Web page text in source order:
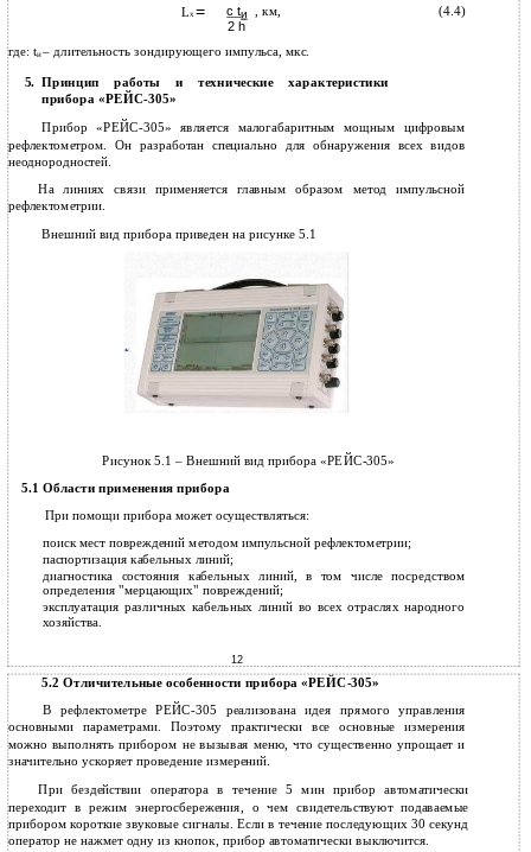
Lx= с tи , км, (4.4)
2 h
где: tи– длительность зондирующего импульса, мкс.
5. Принцип работы и технические характеристики
прибора «РЕЙС-305»
Прибор «РЕЙС-305» является малогабаритным мощным цифровым
рефлектометром. Он разработан специально для обнаружения всех видов
неоднородностей.
На линиях связи применяется главным образом метод импульсной
рефлектометрии.
Внешний вид прибора приведен на рисунке 5.1
Рисунок 5.1 – Внешний вид прибора «РЕЙС-305»
5.1 Области применения прибора
При помощи прибора может осуществляться:
поиск мест повреждений методом импульсной рефлектометрии;
паспортизация кабельных линий;
диагностика состояния кабельных линий, в том числе посредством
определения "мерцающих" повреждений;
эксплуатация различных кабельных линий во всех отраслях народного
хозяйства.
12
5.2 Отличительные особенности прибора «РЕЙС-305»
В рефлектометре РЕЙС-305 реализована идея прямого управления
основными параметрами. Поэтому практически все основные измерения
можно выполнять прибором не вызывая меню, что существенно упрощает и
значительно ускоряет проведение измерений.
При бездействии оператора в течение 5 мин прибор автоматически
переходит в режим энергосбережения, о чем свидетельствуют подаваемые
прибором короткие звуковые сигналы. Если в течение последующих 30 секунд
оператор не нажмет одну из кнопок, прибор автоматически выключится.